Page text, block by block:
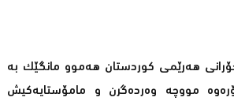
هەرێمی كوردستان هەموو مانگێك بە
مووچە وەردەگرن و مامۆستایەكیش